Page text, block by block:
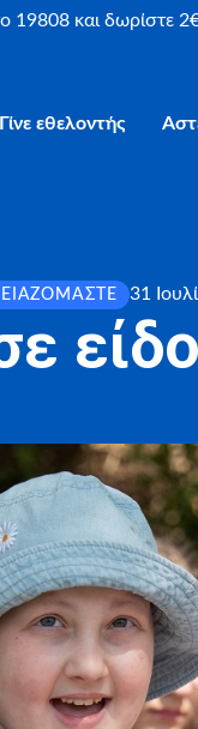
19808 και δωρίστε
Γίνε εθελοντής
31